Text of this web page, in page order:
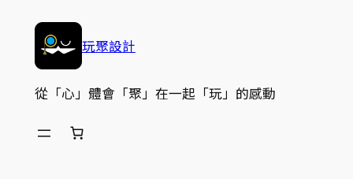
玩聚設計
從「心」體會「聚」在一起「玩」的感動